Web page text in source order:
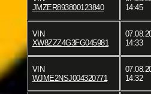
JMZER893800123840
14:45
VIN
XW8ZZZ4G3FG045981
14:33
VIN
WJME2NSJ004320771
14:32